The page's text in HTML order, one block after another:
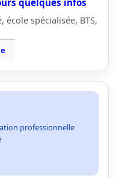
quelques infos
spécialisée, BTS,
professionnelle